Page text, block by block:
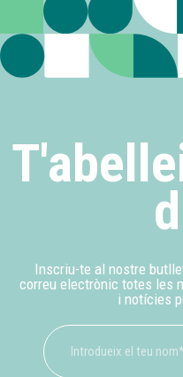
Inscriu-te al nostre
correu electrònic totes les
i notícies